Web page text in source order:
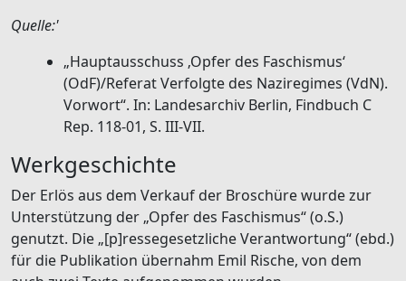
Quelle:'
„Hauptausschuss ‚Opfer des Faschismus‘
(OdF)/Referat Verfolgte des Naziregimes (VdN).
Vorwort“. In: Landesarchiv Berlin, Findbuch C
Rep. 118-01, S. III-VII.
Werkgeschichte
Der Erlös aus dem Verkauf der Broschüre wurde zur
Unterstützung der „Opfer des Faschismus“ (o.S.)
genutzt. Die „[p]ressegesetzliche Verantwortung“ (ebd.)
für die Publikation übernahm Emil Rische, von dem